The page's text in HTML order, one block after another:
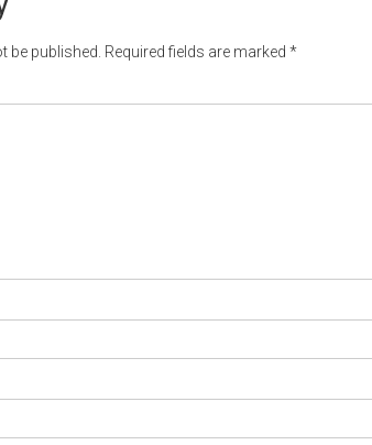
be published. Required fields are marked *